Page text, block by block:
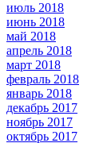
июль 2018
июнь 2018
май 2018
апрель 2018
март 2018
февраль 2018
январь 2018
декабрь 2017
ноябрь 2017
октябрь 2017